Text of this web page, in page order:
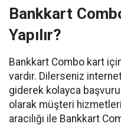
Bankkart
Yapılır?
Bankkart Combo kart
vardır. Dilerseniz
giderek kolayca
olarak müşteri
aracılığı ile Bankkart